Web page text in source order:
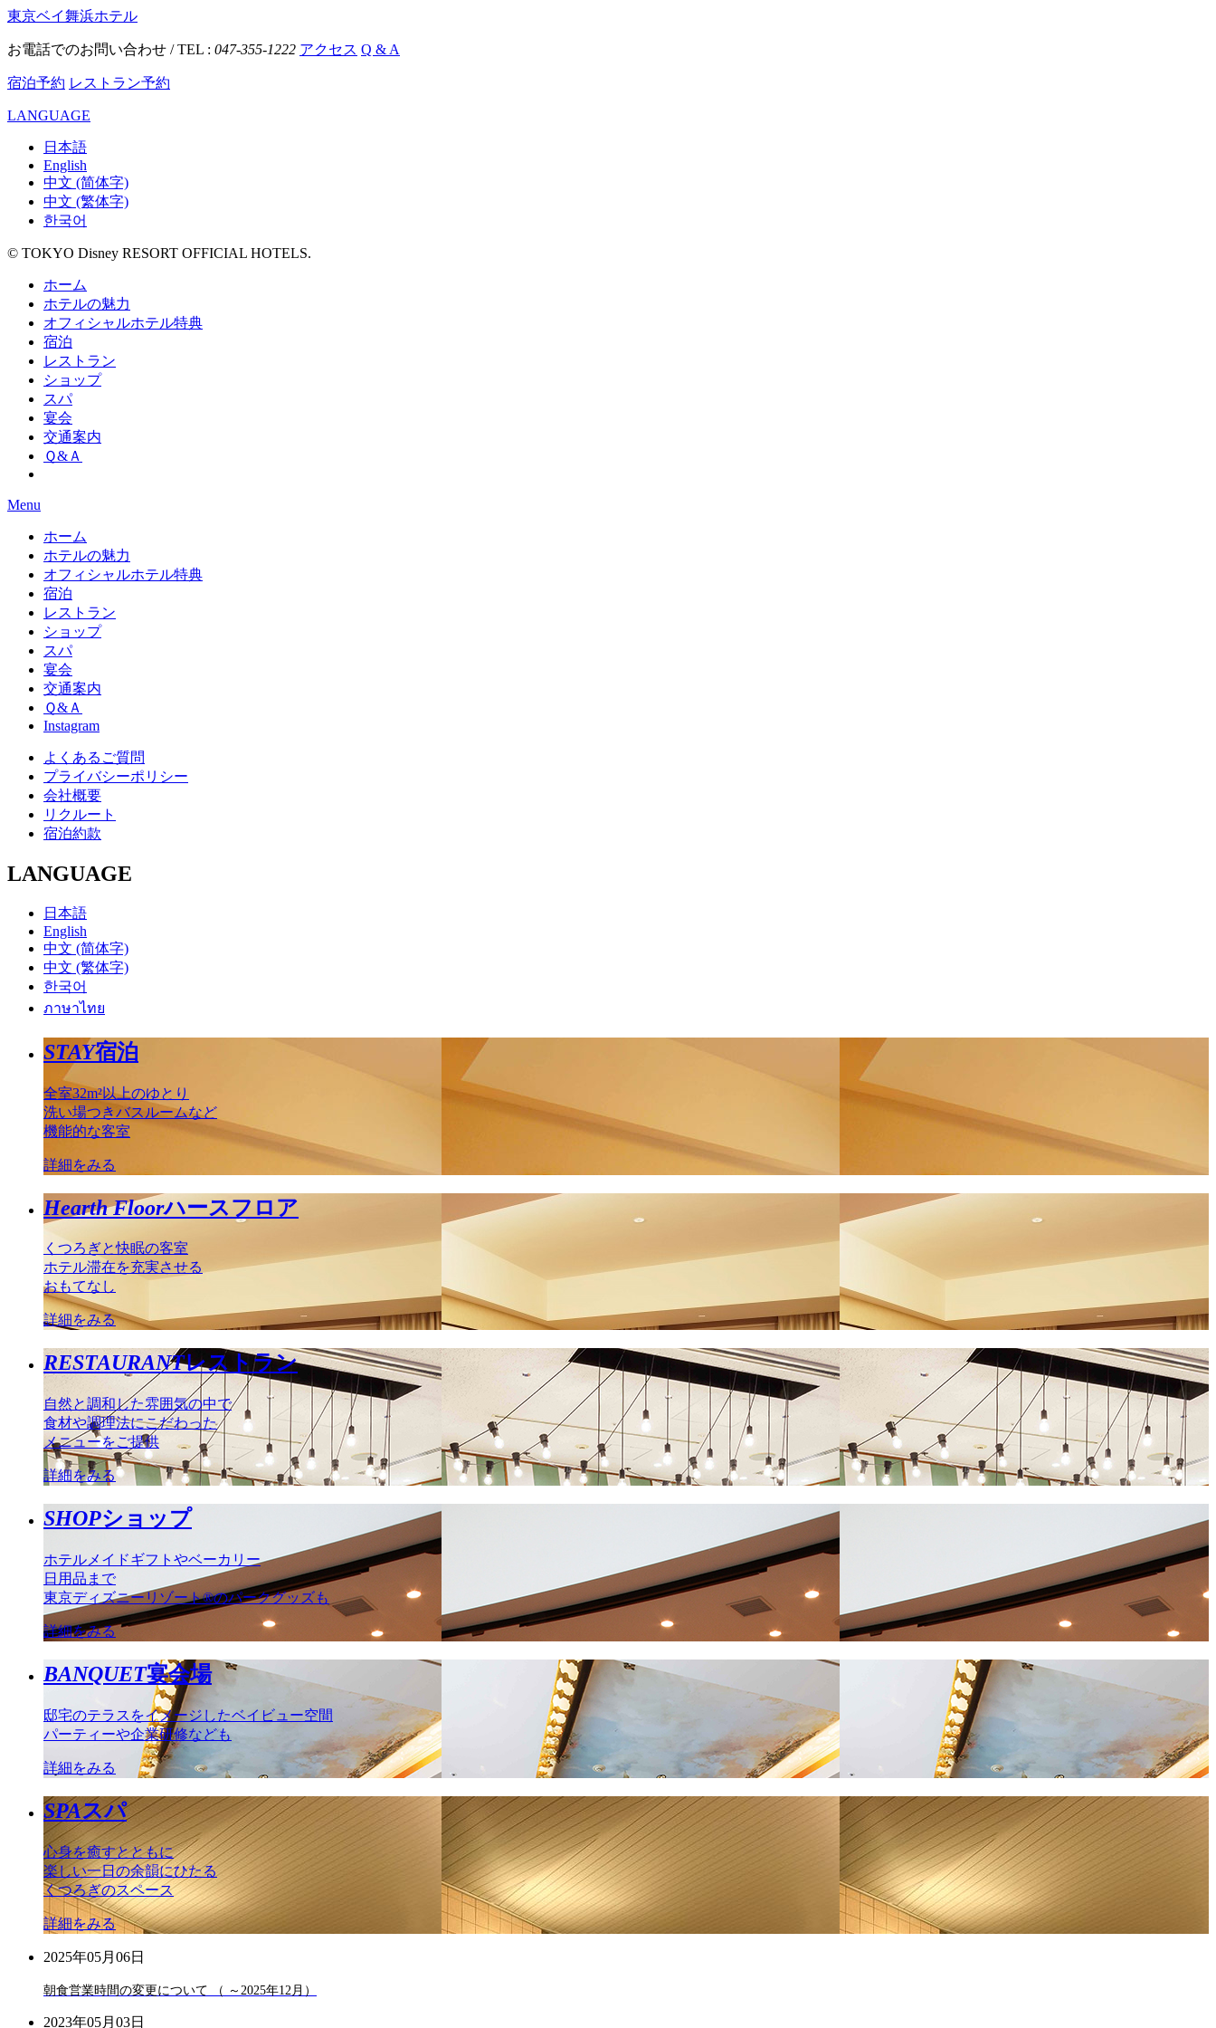
東京ベイ舞浜ホテル
お電話でのお問い合わせ / TEL : 047-355-1222 アクセス Q & A
宿泊予約 レストラン予約
LANGUAGE
日本語
English
中文 (简体字)
中文 (繁体字)
한국어
© TOKYO Disney RESORT OFFICIAL HOTELS.
ホーム
ホテルの魅力
オフィシャルホテル特典
宿泊
レストラン
ショップ
スパ
宴会
交通案内
Ｑ&Ａ
Menu
ホーム
ホテルの魅力
オフィシャルホテル特典
宿泊
レストラン
ショップ
スパ
宴会
交通案内
Ｑ&Ａ
Instagram
よくあるご質問
プライバシーポリシー
会社概要
リクルート
宿泊約款
LANGUAGE
日本語
English
中文 (简体字)
中文 (繁体字)
한국어
ภาษาไทย
STAY宿泊
全室32m²以上のゆとり
洗い場つきバスルームなど
機能的な客室
詳細をみる
Hearth Floorハースフロア
くつろぎと快眠の客室
ホテル滞在を充実させる
おもてなし
詳細をみる
RESTAURANTレストラン
自然と調和した雰囲気の中で
食材や調理法にこだわった
メニューをご提供
詳細をみる
SHOPショップ
ホテルメイドギフトやベーカリー
日用品まで
東京ディズニーリゾート®のパークグッズも
詳細をみる
BANQUET宴会場
邸宅のテラスをイメージしたベイビュー空間
パーティーや企業研修なども
詳細をみる
SPAスパ
心身を癒すとともに
楽しい一日の余韻にひたる
くつろぎのスペース
詳細をみる
2025年05月06日
朝食営業時間の変更について （ ～2025年12月）
2023年05月03日